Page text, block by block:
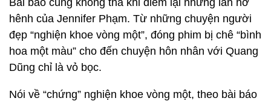
Bài báo cũng không tha khi điểm lại những lần hớ
hênh của Jennifer Phạm. Từ những chuyện người
đẹp “nghiện khoe vòng một”, đóng phim bị chê “bình
hoa một màu” cho đến chuyện hôn nhân với Quang
Dũng chỉ là vỏ bọc.
Nói về “chứng” nghiện khoe vòng một, theo bài báo